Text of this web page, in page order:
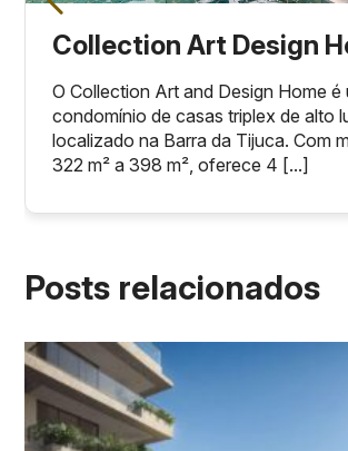
Collection Art Design
O Collection Art and Design Home é
condomínio de casas triplex de alto
localizado na Barra da Tijuca. Com
322 m² a 398 m², oferece 4 [...]
Posts relacionados